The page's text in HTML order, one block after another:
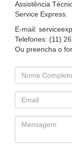
Assistência
Service Express.
E-mail:
Telefones: (11)
Ou preencha o